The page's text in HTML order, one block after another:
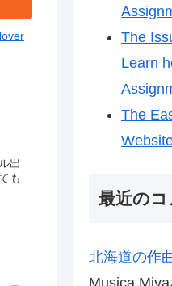
出
も
The
Learn
The
最近のコ
北海道の作